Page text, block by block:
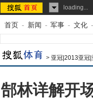
loading...
首页 - 新闻 - 军事 - 文化 -
> 亚冠|2013亚冠|
郜林详解开